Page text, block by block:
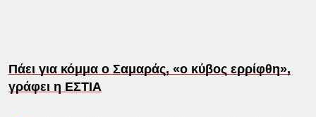
Πάει για κόμμα ο Σαμαράς, «ο κύβος ερρίφθη»,
γράφει η ΕΣΤΙΑ